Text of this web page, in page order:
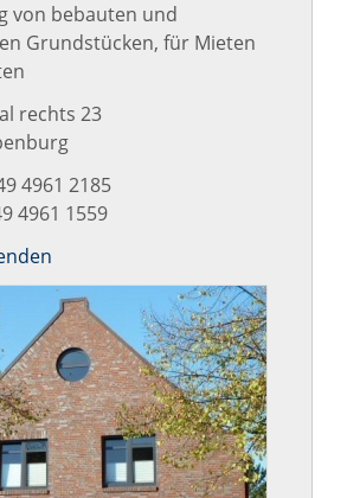
von bebauten und
Grundstücken, für Mieten
rechts 23
4961 2185
4961 1559